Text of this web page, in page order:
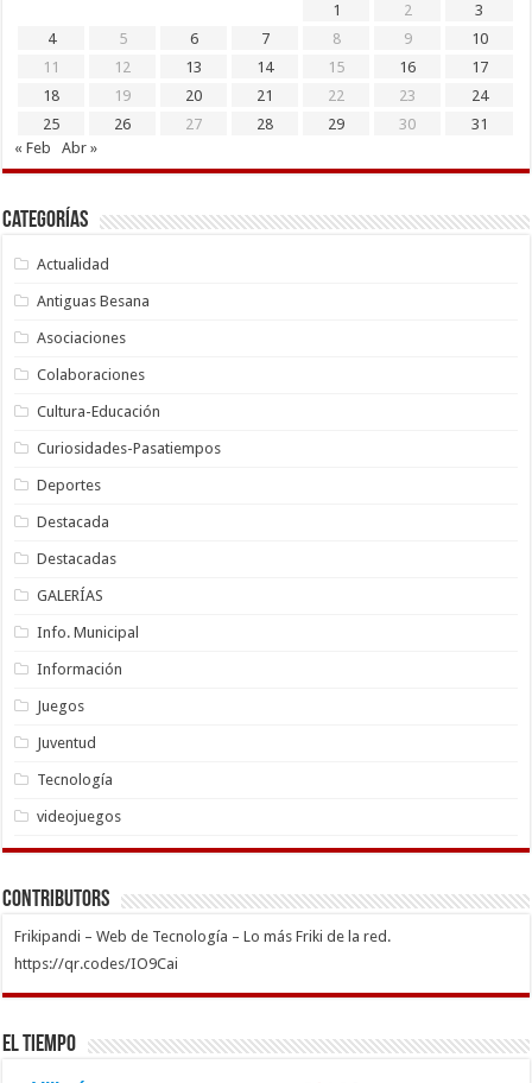
1
2
3
4
5 6 7 8 9
10
11
12 13 14 15 16
17
18
19 20 21 22 23
24
25
26 27 28 29 30
31
« Feb
Abr »
Categorías
Actualidad
Antiguas Besana
Asociaciones
Colaboraciones
Cultura-Educación
Curiosidades-Pasatiempos
Deportes
Destacada
Destacadas
GALERÍAS
Info. Municipal
Información
Juegos
Juventud
Tecnología
videojuegos
Contributors
Frikipandi – Web de Tecnología – Lo más Friki de la red.
https://qr.codes/IO9Cai
El Tiempo